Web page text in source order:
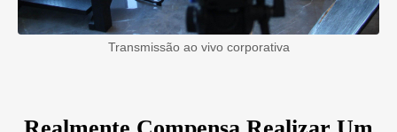
Transmissão ao vivo corporativa